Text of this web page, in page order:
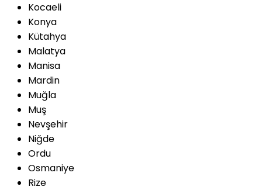
Kocaeli
Konya
Kütahya
Malatya
Manisa
Mardin
Muğla
Muş
Nevşehir
Niğde
Ordu
Osmaniye
Rize